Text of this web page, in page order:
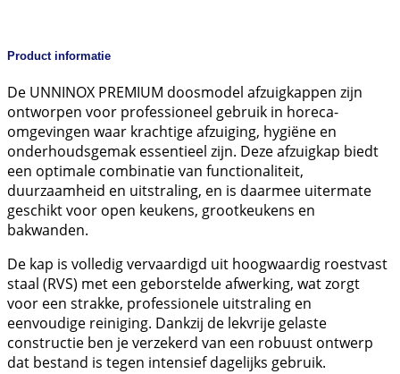
Product informatie
De UNNINOX PREMIUM doosmodel afzuigkappen zijn
ontworpen voor professioneel gebruik in horeca-
omgevingen waar krachtige afzuiging, hygiëne en
onderhoudsgemak essentieel zijn. Deze afzuigkap biedt
een optimale combinatie van functionaliteit,
duurzaamheid en uitstraling, en is daarmee uitermate
geschikt voor open keukens, grootkeukens en
bakwanden.
De kap is volledig vervaardigd uit hoogwaardig roestvast
staal (RVS) met een geborstelde afwerking, wat zorgt
voor een strakke, professionele uitstraling en
eenvoudige reiniging. Dankzij de lekvrije gelaste
constructie ben je verzekerd van een robuust ontwerp
dat bestand is tegen intensief dagelijks gebruik.